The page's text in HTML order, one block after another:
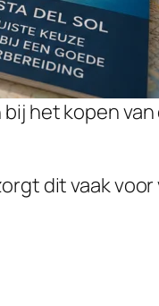
het kopen van
dit vaak